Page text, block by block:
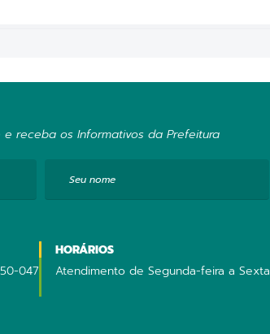
e receba os Informativos da Prefeitura
Seu nome
047
HORÁRIOS
Atendimento de Segunda-feira a